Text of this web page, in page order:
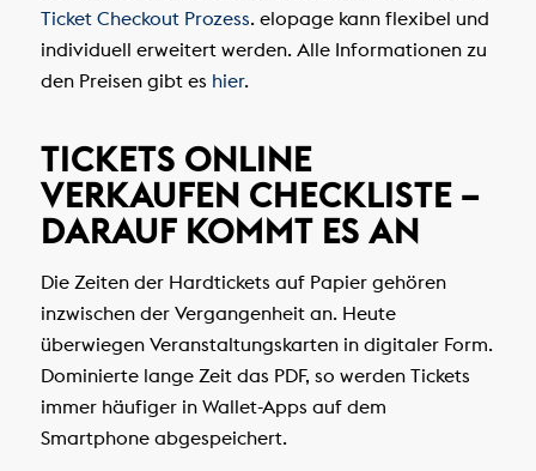
Ticket Checkout Prozess. elopage kann flexibel und
individuell erweitert werden. Alle Informationen zu
den Preisen gibt es hier.
TICKETS ONLINE
VERKAUFEN CHECKLISTE –
DARAUF KOMMT ES AN
Die Zeiten der Hardtickets auf Papier gehören
inzwischen der Vergangenheit an. Heute
überwiegen Veranstaltungskarten in digitaler Form.
Dominierte lange Zeit das PDF, so werden Tickets
immer häufiger in Wallet-Apps auf dem
Smartphone abgespeichert.